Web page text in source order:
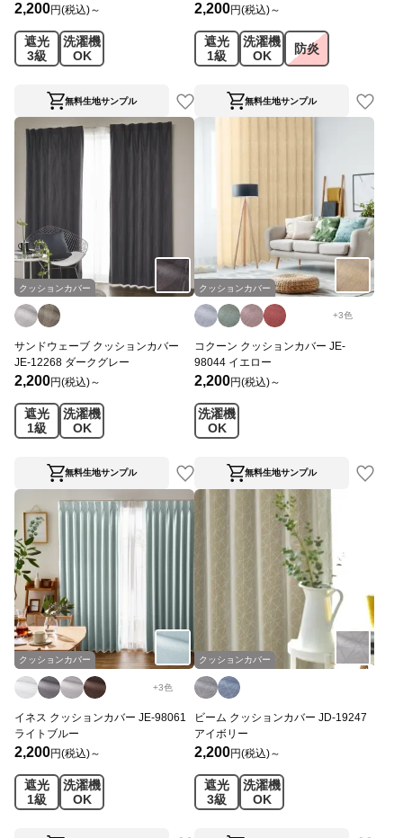
2,200円(税込)～
遮光
3級
洗濯機
OK
無料生地サンプル
2,200円(税込)～
遮光
1級
洗濯機
OK
防炎
無料生地サンプル
クッションカバー
サンドウェーブ クッションカバー
JE-12268 ダークグレー
2,200円(税込)～
遮光
1級
洗濯機
OK
無料生地サンプル
クッションカバー
+3色
コクーン クッションカバー JE-
98044 イエロー
2,200円(税込)～
洗濯機
OK
無料生地サンプル
クッションカバー
+3色
イネス クッションカバー JE-98061
ライトブルー
2,200円(税込)～
遮光
1級
洗濯機
OK
クッションカバー
ビーム クッションカバー JD-19247
アイボリー
2,200円(税込)～
遮光
3級
洗濯機
OK